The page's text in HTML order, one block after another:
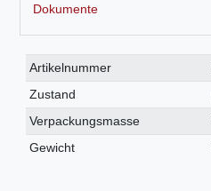
Dokumente
Technisches
Merkmal
Wert
Artikelnummer
Zustand
Verpackungsmasse
Gewicht